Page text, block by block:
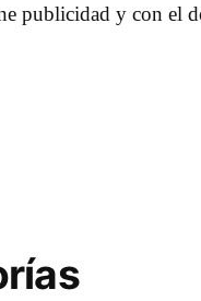
publicidad y con el